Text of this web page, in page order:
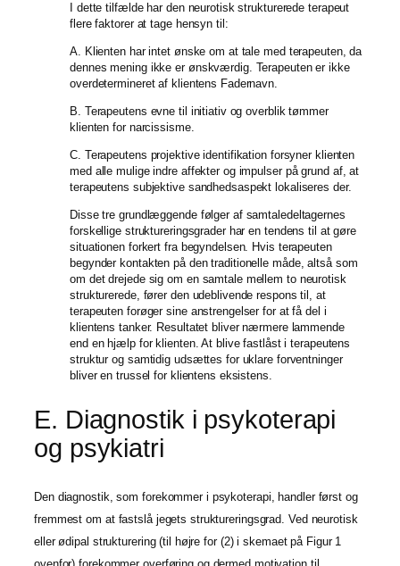
I dette tilfælde har den neurotisk strukturerede terapeut
flere faktorer at tage hensyn til:
A. Klienten har intet ønske om at tale med terapeuten, da
dennes mening ikke er ønskværdig. Terapeuten er ikke
overdetermineret af klientens Fadernavn.
B. Terapeutens evne til initiativ og overblik tømmer
klienten for narcissisme.
C. Terapeutens projektive identifikation forsyner klienten
med alle mulige indre affekter og impulser på grund af, at
terapeutens subjektive sandhedsaspekt lokaliseres der.
Disse tre grundlæggende følger af samtaledeltagernes
forskellige struktureringsgrader har en tendens til at gøre
situationen forkert fra begyndelsen. Hvis terapeuten
begynder kontakten på den traditionelle måde, altså som
om det drejede sig om en samtale mellem to neurotisk
strukturerede, fører den udeblivende respons til, at
terapeuten forøger sine anstrengelser for at få del i
klientens tanker. Resultatet bliver nærmere lammende
end en hjælp for klienten. At blive fastlåst i terapeutens
struktur og samtidig udsættes for uklare forventninger
bliver en trussel for klientens eksistens.
E. Diagnostik i psykoterapi
og psykiatri
Den diagnostik, som forekommer i psykoterapi, handler først og
fremmest om at fastslå jegets struktureringsgrad. Ved neurotisk
eller ødipal strukturering (til højre for (2) i skemaet på Figur 1